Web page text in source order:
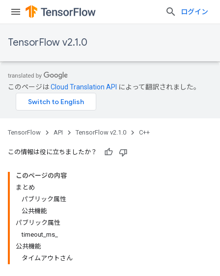
ログイン
TensorFlow v2.1.0
このページはCloud Translation API によって翻訳されました。
TensorFlow API TensorFlow v2.1.0 C++
この情報は役に立ちましたか？
このページの内容
まとめ
パブリック属性
公共機能
パブリック属性
timeout_ms_
公共機能
タイムアウトさん